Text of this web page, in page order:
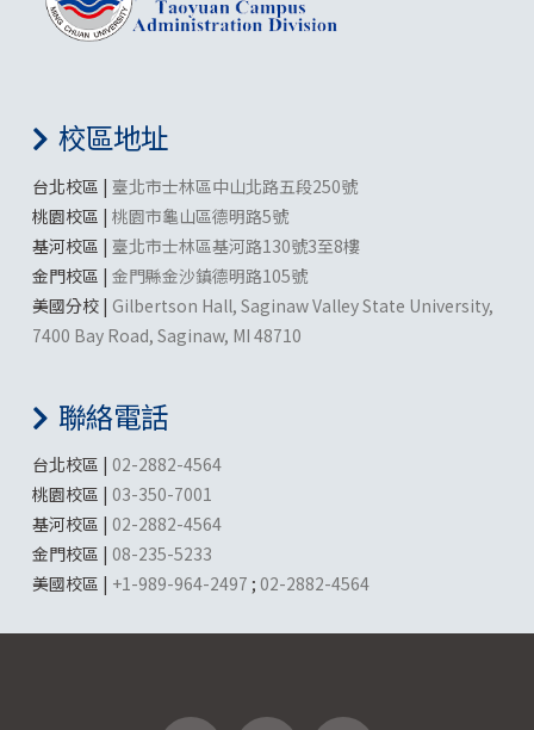
校區地址
台北校區 | 臺北市士林區中山北路五段250號
桃園校區 | 桃園市龜山區德明路5號
基河校區 | 臺北市士林區基河路130號3至8樓
金門校區 | 金門縣金沙鎮德明路105號
美國分校 | Gilbertson Hall, Saginaw Valley State University,
7400 Bay Road, Saginaw, MI 48710
聯絡電話
台北校區 | 02-2882-4564
桃園校區 | 03-350-7001
基河校區 | 02-2882-4564
金門校區 | 08-235-5233
美國校區 | +1-989-964-2497 ; 02-2882-4564